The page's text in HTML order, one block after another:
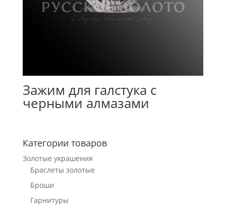
Зажим для галстука с
черными алмазами
Категории товаров
Золотые украшения
Браслеты золотые
Броши
Гарнитуры